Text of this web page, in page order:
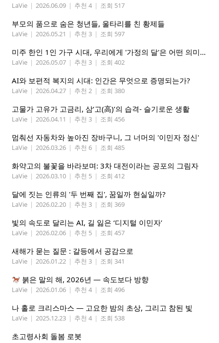
LaVie | 2026.06.09 | 추천 4 | 조회 517
부모의 품으로 숨은 청년들, 울타리를 친 황제들
LaVie | 2026.05.21 | 추천 3 | 조회 597
미주 한인 1인 가구 시대, 우리에게 '가정의 달'은 어떤 의미인가
LaVie | 2026.05.07 | 추천 3 | 조회 402
AI와 보편적 복지의 시대: 인간은 무엇으로 증명되는가?
LaVie | 2026.04.27 | 추천 2 | 조회 380
고물가 고유가 고금리, 삼‘고(高)’의 습격- 슬기로운 생활
LaVie | 2026.04.11 | 추천 3 | 조회 456
멈춰선 자동차와 높아진 장바구니, 그 너머의 '이민자 정신'
LaVie | 2026.03.26 | 추천 6 | 조회 485
화약고의 불꽃을 바라보며: 3차 대전이라는 공포의 그림자
LaVie | 2026.03.10 | 추천 5 | 조회 412
달에 짓는 인류의 '두 번째 집', 꿈일까 현실일까?
LaVie | 2026.02.20 | 추천 3 | 조회 369
빛의 속도로 달리는 AI, 길 잃은 ‘디지털 이민자’
LaVie | 2026.02.06 | 추천 5 | 조회 457
새해가 묻는 질문 : 갈등에서 공감으로
LaVie | 2026.01.22 | 추천 3 | 조회 341
붉은 말의 해, 2026년 — 속도보다 방향
LaVie | 2026.01.06 | 추천 4 | 조회 496
나 홀로 크리스마스 — 고요한 밤의 초상, 그리고 참된 빛
LaVie | 2025.12.23 | 추천 4 | 조회 538
초고령사회 돌봄 로봇